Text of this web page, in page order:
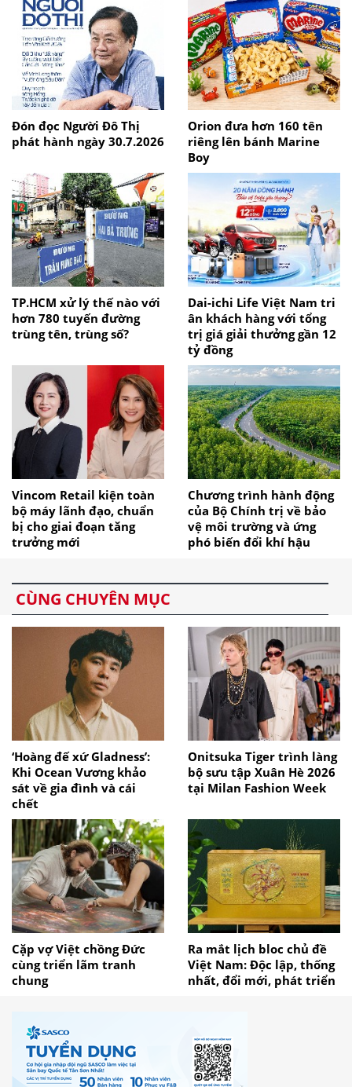
Đón đọc Người Đô Thị
phát hành ngày 30.7.2026
Orion đưa hơn 160 tên
riêng lên bánh Marine
Boy
TP.HCM xử lý thế nào với
hơn 780 tuyến đường
trùng tên, trùng số?
Dai-ichi Life Việt Nam tri
ân khách hàng với tổng
trị giá giải thưởng gần 12
tỷ đồng
Vincom Retail kiện toàn
bộ máy lãnh đạo, chuẩn
bị cho giai đoạn tăng
trưởng mới
Chương trình hành động
của Bộ Chính trị về bảo
vệ môi trường và ứng
phó biến đổi khí hậu
CÙNG CHUYÊN MỤC
‘Hoàng đế xứ Gladness’:
Khi Ocean Vương khảo
sát về gia đình và cái
chết
Onitsuka Tiger trình làng
bộ sưu tập Xuân Hè 2026
tại Milan Fashion Week
Cặp vợ Việt chồng Đức
cùng triển lãm tranh
chung
Ra mắt lịch bloc chủ đề
Việt Nam: Độc lập, thống
nhất, đổi mới, phát triển